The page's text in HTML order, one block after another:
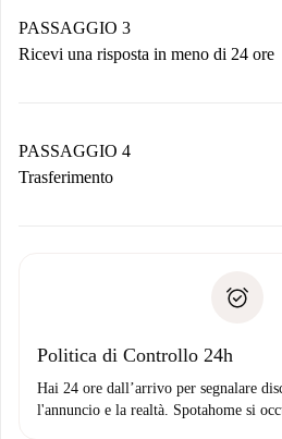
non accetta.
PASSAGGIO 3
Ricevi una risposta in meno di 24 ore
contatto con il proprietario.
Se rifiutata: non ti
Domiciliazione del
PASSAGGIO 4
Trasferimento
solo se non segnali problemi.
Politica di Controllo 24h
Hai 24 ore dall’arrivo per segnalare
l'annuncio e la realtà. Spotahome si